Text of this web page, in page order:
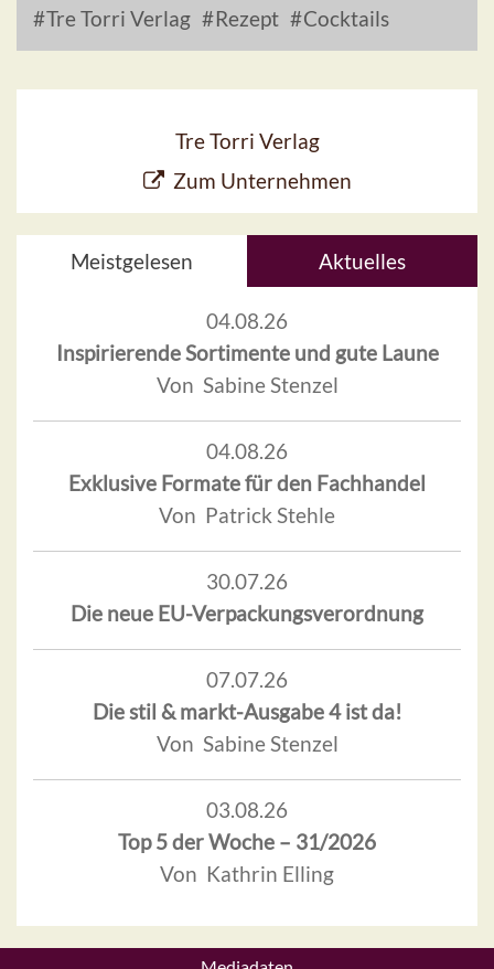
Tre Torri Verlag Rezept Cocktails
Tre Torri Verlag
Zum Unternehmen
Meistgelesen Aktuelles
04.08.26
Inspirierende Sortimente und gute Laune
Von Sabine Stenzel
04.08.26
Exklusive Formate für den Fachhandel
Von Patrick Stehle
30.07.26
Die neue EU-Verpackungsverordnung
07.07.26
Die stil & markt-Ausgabe 4 ist da!
Von Sabine Stenzel
03.08.26
Top 5 der Woche – 31/2026
Von Kathrin Elling